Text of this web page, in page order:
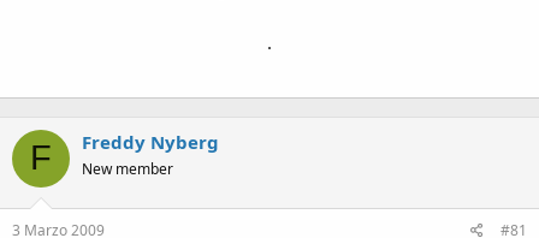
.
F Freddy Nyberg
New member
3 Marzo 2009 #81